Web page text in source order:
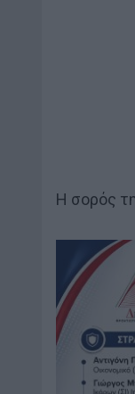
Η σορός